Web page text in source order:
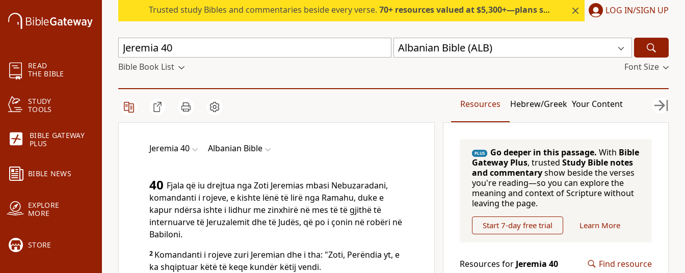
READ
THE BIBLE
STUDY
TOOLS
BIBLE GATEWAY
PLUS
BIBLE NEWS
EXPLORE
MORE
STORE
Trusted study Bibles and commentaries beside every verse. 70+ resources valued at $5,300+—plans start under $6/month. LOG IN/SIGN UP
Albanian Bible (ALB)
Bible Book List Font Size
Resources Hebrew/Greek Your Content
Jeremia 40 Albanian Bible
40 Fjala që iu drejtua nga Zoti Jeremias mbasi Nebuzaradani,
komandanti i rojeve, e kishte lënë të lirë nga Ramahu, duke e
kapur ndërsa ishte i lidhur me zinxhirë në mes të të gjithë të
internuarve të Jeruzalemit dhe të Judës, që po i çonin në robëri në
Babiloni.
2 Komandanti i rojeve zuri Jeremian dhe i tha: "Zoti, Perëndia yt, e
ka shqiptuar këtë të keqe kundër këtij vendi.
PLUS Go deeper in this passage. With Bible
Gateway Plus, trusted Study Bible notes
and commentaryshow beside the verses
you're reading—so you can explore the
meaning and context of Scripture without
leaving the page.
Start 7-day free trial Learn More
Resources for Jeremia 40 Find resource